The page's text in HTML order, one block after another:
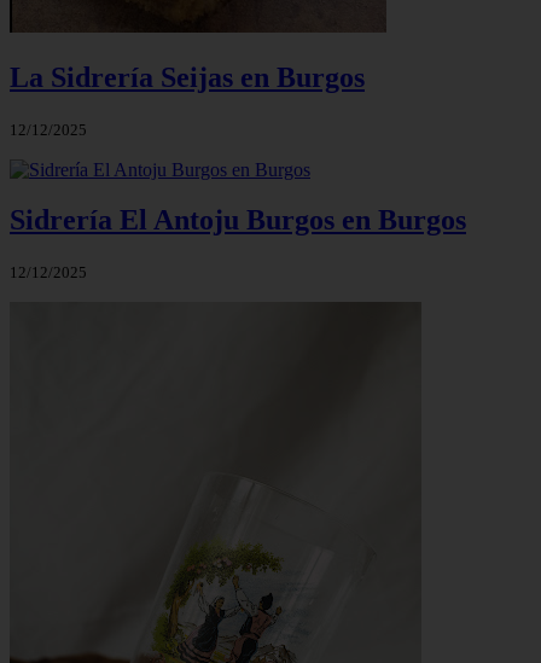
La Sidrería Seijas en Burgos
12/12/2025
Sidrería El Antoju Burgos en Burgos
12/12/2025